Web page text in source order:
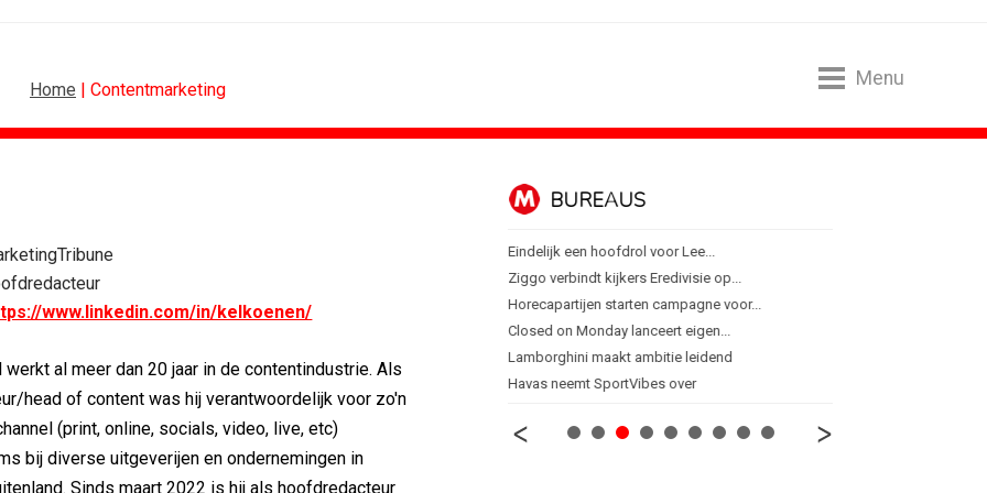
Home | Contentmarketing
Menu
www.linkedin.com/in/kelkoenen/
werkt al meer dan 20 jaar in de contentindustrie. Als
head of content was hij verantwoordelijk voor zo'n
(print, online, socials, video, live, etc)
bij diverse uitgeverijen en ondernemingen in
Sinds maart 2022 is hij als hoofdredacteur
maar...
bloemen bezorgen
sterk merk...
In...
Special Ops bouwt merk rond...
BUREAUS
Eindelijk een hoofdrol voor Lee...
Ziggo verbindt kijkers Eredivisie op...
Horecapartijen starten campagne voor...
Closed on Monday lanceert eigen...
Lamborghini maakt ambitie leidend
Havas neemt SportVibes over